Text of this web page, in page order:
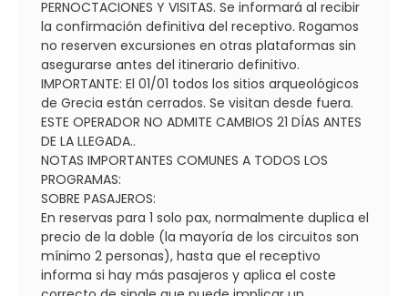
PERNOCTACIONES Y VISITAS. Se informará al recibir
la confirmación definitiva del receptivo. Rogamos
no reserven excursiones en otras plataformas sin
asegurarse antes del itinerario definitivo.
IMPORTANTE: El 01/01 todos los sitios arqueológicos
de Grecia están cerrados. Se visitan desde fuera.
ESTE OPERADOR NO ADMITE CAMBIOS 21 DÍAS ANTES
DE LA LLEGADA..
NOTAS IMPORTANTES COMUNES A TODOS LOS
PROGRAMAS:
SOBRE PASAJEROS:
En reservas para 1 solo pax, normalmente duplica el
precio de la doble (la mayoría de los circuitos son
mínimo 2 personas), hasta que el receptivo
informa si hay más pasajeros y aplica el coste